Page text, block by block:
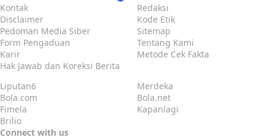
Kontak
Redaksi
Disclaimer
Kode Etik
Pedoman Media Siber
Sitemap
Form Pengaduan
Tentang Kami
Karir
Metode Cek Fakta
Hak Jawab dan Koreksi Berita
Liputan6
Merdeka
Bola.com
Bola.net
Fimela
Kapanlagi
Brilio
Connect with us